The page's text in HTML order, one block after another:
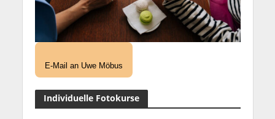
E-Mail an Uwe Möbus
Individuelle Fotokurse